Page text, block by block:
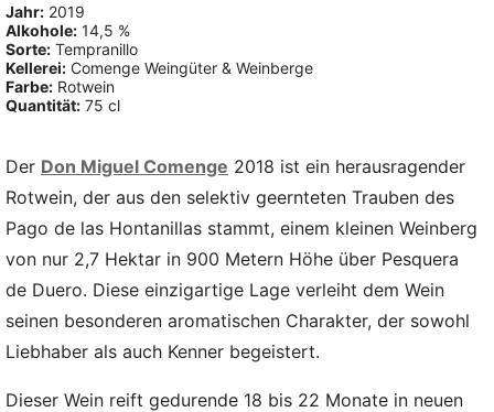
Jahr: 2019
Alkohole: 14,5 %
Sorte: Tempranillo
Kellerei: Comenge Weingüter & Weinberge
Farbe: Rotwein
Quantität: 75 cl
Der Don Miguel Comenge 2018 ist ein herausragender
Rotwein, der aus den selektiv geernteten Trauben des
Pago de las Hontanillas stammt, einem kleinen Weinberg
von nur 2,7 Hektar in 900 Metern Höhe über Pesquera
de Duero. Diese einzigartige Lage verleiht dem Wein
seinen besonderen aromatischen Charakter, der sowohl
Liebhaber als auch Kenner begeistert.
Dieser Wein reift gedurende 18 bis 22 Monate in neuen